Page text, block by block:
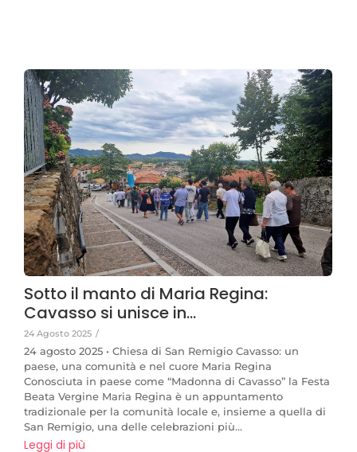
Sotto il manto di Maria Regina:
Cavasso si unisce in…
24 Agosto 2025 /
24 agosto 2025 • Chiesa di San Remigio Cavasso: un
paese, una comunità e nel cuore Maria Regina
Conosciuta in paese come “Madonna di Cavasso” la Festa
Beata Vergine Maria Regina è un appuntamento
tradizionale per la comunità locale e, insieme a quella di
San Remigio, una delle celebrazioni più...
Leggi di più